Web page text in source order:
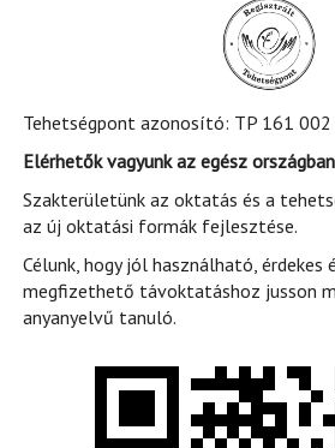
Tehetségpont azonosító: TP 161
Elérhetők vagyunk az egész
Szakterületünk az oktatás és a
az új oktatási formák fejlesztése.
Célunk, hogy jól használható, érdekes
megfizethető távoktatáshoz jusson
anyanyelvű tanuló.